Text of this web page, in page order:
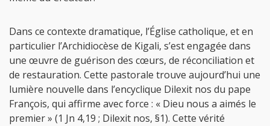
Dans ce contexte dramatique, l’Église catholique, et en
particulier l’Archidiocèse de Kigali, s’est engagée dans
une œuvre de guérison des cœurs, de réconciliation et
de restauration. Cette pastorale trouve aujourd’hui une
lumière nouvelle dans l’encyclique Dilexit nos du pape
François, qui affirme avec force : « Dieu nous a aimés le
premier » (1 Jn 4,19 ; Dilexit nos, §1). Cette vérité